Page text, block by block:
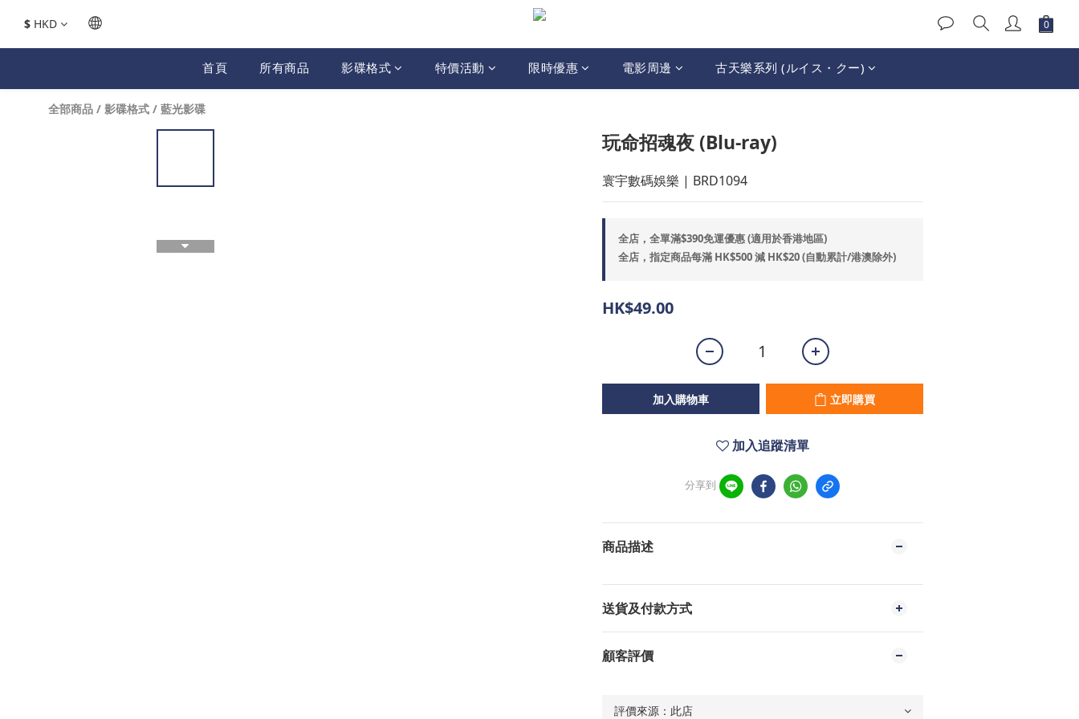
$ HKD
首頁 所有商品 影碟格式 特價活動 限時優惠 電影周邊 古天樂系列 (ルイス・クー)
全部商品 / 影碟格式 / 藍光影碟
玩命招魂夜 (Blu-ray)
寰宇數碼娛樂 | BRD1094
全店，全單滿$390免運優惠 (適用於香港地區)
全店，指定商品每滿 HK$500 減 HK$20 (自動累計/港澳除外)
HK$49.00
加入購物車 立即購買
加入追蹤清單
分享到
商品描述
送貨及付款方式
顧客評價